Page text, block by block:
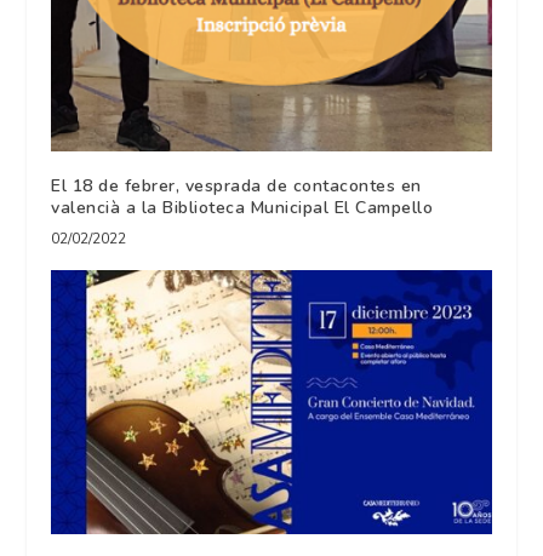
El 18 de febrer, vesprada de contacontes en
valencià a la Biblioteca Municipal El Campello
02/02/2022